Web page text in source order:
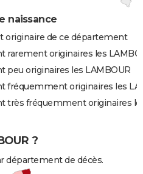
naissance
originaire de ce département
rarement originaires les
peu originaires les LAMBOUR
fréquemment originaires les
très fréquemment originaires
?
département de décès.